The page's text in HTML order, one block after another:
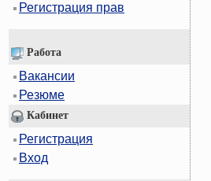
Регистрация прав
Работа
Вакансии
Резюме
Кабинет
Регистрация
Вход